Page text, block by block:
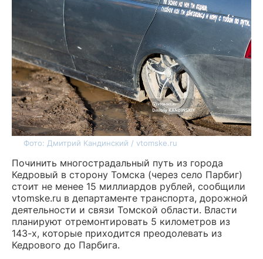
Фото: Дмитрий Кандинский / vtomske.ru
Починить многострадальный путь из города
Кедровый в сторону Томска (через село Парбиг)
стоит не менее 15 миллиардов рублей, сообщили
vtomske.ru в департаменте транспорта, дорожной
деятельности и связи Томской области. Власти
планируют отремонтировать 5 километров из
143-х, которые приходится преодолевать из
Кедрового до Парбига.